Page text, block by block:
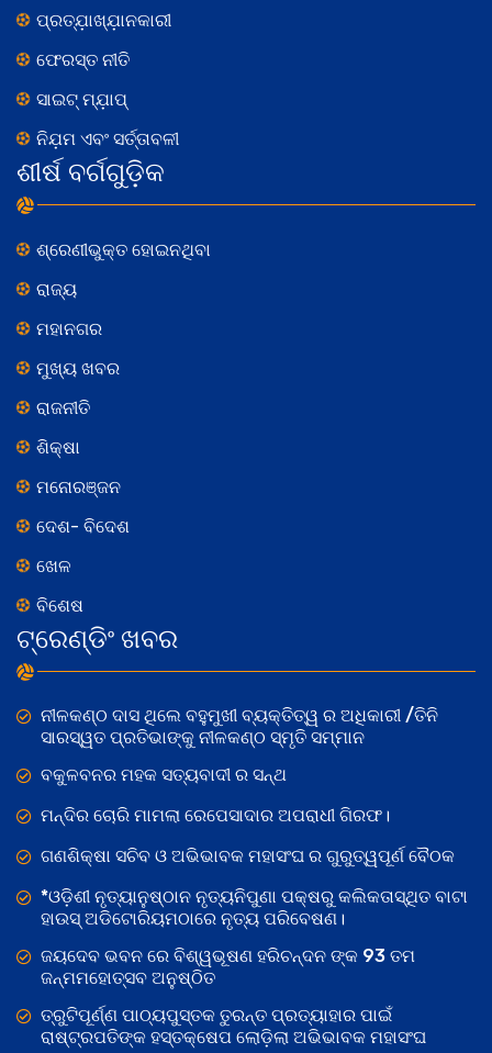
ପ୍ରତ୍ଯ଼ାଖ୍ଯ଼ାନକାରୀ
ଫେରସ୍ତ ନୀତି
ସାଇଟ୍ ମ୍ଯ଼ାପ୍
ନିଯ଼ମ ଏବଂ ସର୍ତ୍ତାବଳୀ
ଶୀର୍ଷ ବର୍ଗଗୁଡ଼ିକ
ଶ୍ରେଣୀଭୁକ୍ତ ହୋଇନଥିବା
ରାଜ୍ୟ
ମହାନଗର
ମୁଖ୍ୟ ଖବର
ରାଜନୀତି
ଶିକ୍ଷା
ମନୋରଞ୍ଜନ
ଦେଶ- ବିଦେଶ
ଖେଳ
ବିଶେଷ
ଟ୍ରେଣ୍ଡିଂ ଖବର
ନୀଳକଣ୍ଠ ଦାସ ଥିଲେ ବହୁମୁଖୀ ବ୍ୟକ୍ତିତ୍ୱ ର ଅଧିକାରୀ /ତିନି
ସାରସ୍ୱତ ପ୍ରତିଭାଙ୍କୁ ନୀଳକଣ୍ଠ ସ୍ମୃତି ସମ୍ମାନ
ବକୁଳବନର ମହକ ସତ୍ୟବାଦୀ ର ସନ୍ଥ
ମନ୍ଦିର ଚୋରି ମାମଲା ରେପେସାଦାର ଅପରାଧୀ ଗିରଫ।
ଗଣଶିକ୍ଷା ସଚିବ ଓ ଅଭିଭାବକ ମହାସଂଘ ର ଗୁରୁତ୍ୱପୂର୍ଣ ବୈଠକ
*ଓଡ଼ିଶୀ ନୃତ୍ୟାନୁଷ୍ଠାନ ନୃତ୍ୟନିପୁଣା ପକ୍ଷରୁ କଲିକତାସ୍ଥିତ ବାଟା
ହାଉସ୍ ଅଡିଟୋରିୟମଠାରେ ନୃତ୍ୟ ପରିବେଷଣ।
ଜୟଦେବ ଭବନ ରେ ବିଶ୍ୱଭୂଷଣ ହରିଚନ୍ଦନ ଙ୍କ 93 ତମ
ଜନ୍ମମହୋତ୍ସବ ଅନୁଷ୍ଠିତ
ତ୍ରୁଟିପୂର୍ଣ୍ଣ ପାଠ୍ୟପୁସ୍ତକ ତୁରନ୍ତ ପ୍ରତ୍ୟାହାର ପାଇଁ
ରାଷ୍ଟ୍ରପତିଙ୍କ ହସ୍ତକ୍ଷେପ ଲୋଡ଼ିଲା ଅଭିଭାବକ ମହାସଂଘ